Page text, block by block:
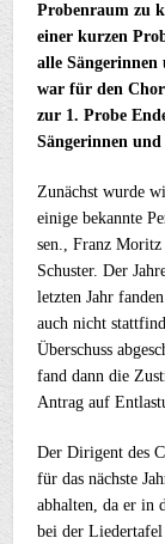
Probenraum zu
einer kurzen
alle Sängerinnen
war für den Chor
zur 1. Probe
Sängerinnen
Zunächst wurde
einige bekannte
sen., Franz Moritz
Schuster. Der
letzten Jahr
auch nicht
Überschuss
fand dann die
Antrag auf
Der Dirigent des
für das nächste
abhalten, da er in
bei der Liedertafel